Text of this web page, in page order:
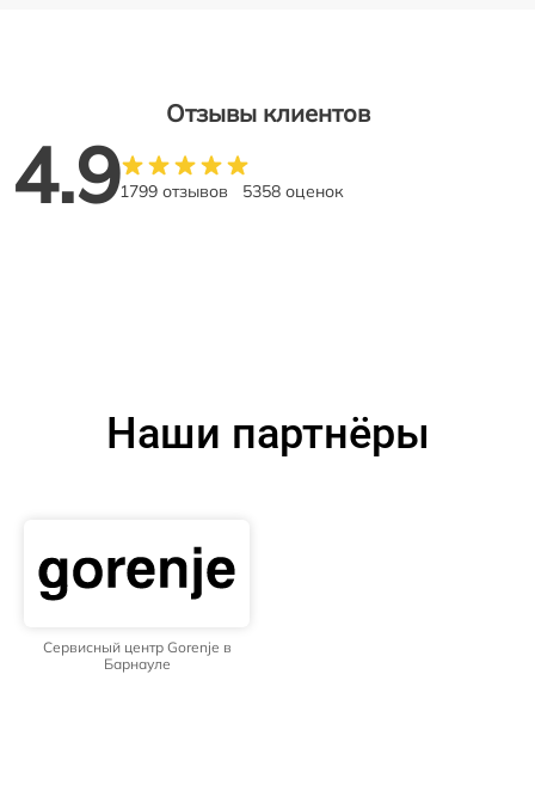
Отзывы клиентов
4.91799 отзывов 5358 оценок
Наши партнёры
Сервисный центр Gorenje в
Барнауле